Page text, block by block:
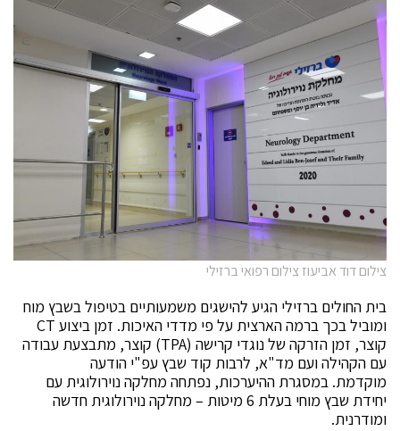
צילום דוד אביעוז צילום רפואי ברזילי
בית החולים ברזילי הגיע להישגים משמעותיים בטיפול בשבץ מוח
ומוביל בכך ברמה הארצית על פי מדדי האיכות. זמן ביצוע CT
קוצר, זמן הזרקה של נוגדי קרישה (TPA) קוצר, מתבצעת עבודה
עם הקהילה ועם מד"א, לרבות קוד שבץ עפ"י הודעה
מוקדמת. במסגרת ההיערכות, נפתחה מחלקה נוירולוגית עם
יחידת שבץ מוחי בעלת 6 מיטות – מחלקה נוירולוגית חדשה
ומודרנית.